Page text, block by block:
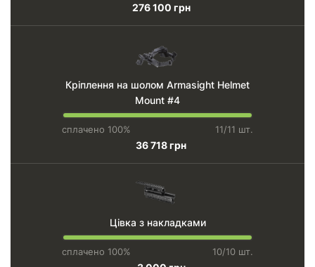
276 100 грн
Кріплення на шолом Armasight Helmet
Mount #4
сплачено 100% 11/11 шт.
36 718 грн
Цівка з накладками
сплачено 100% 10/10 шт.